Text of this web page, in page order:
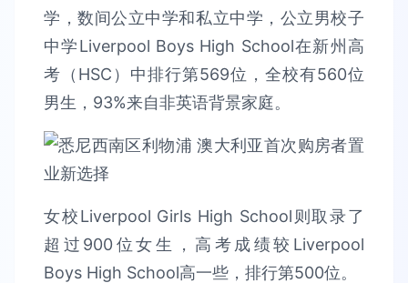
学，数间公立中学和私立中学，公立男校子
中学Liverpool Boys High School在新州高
考（HSC）中排行第569位，全校有560位
男生，93%来自非英语背景家庭。
女校Liverpool Girls High School则取录了
超过900位女生，高考成绩较Liverpool
Boys High School高一些，排行第500位。